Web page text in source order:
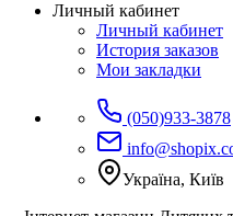
Личный кабинет
Личный кабинет
История заказов
Мои закладки
(050)933-3878
Україна, Київ